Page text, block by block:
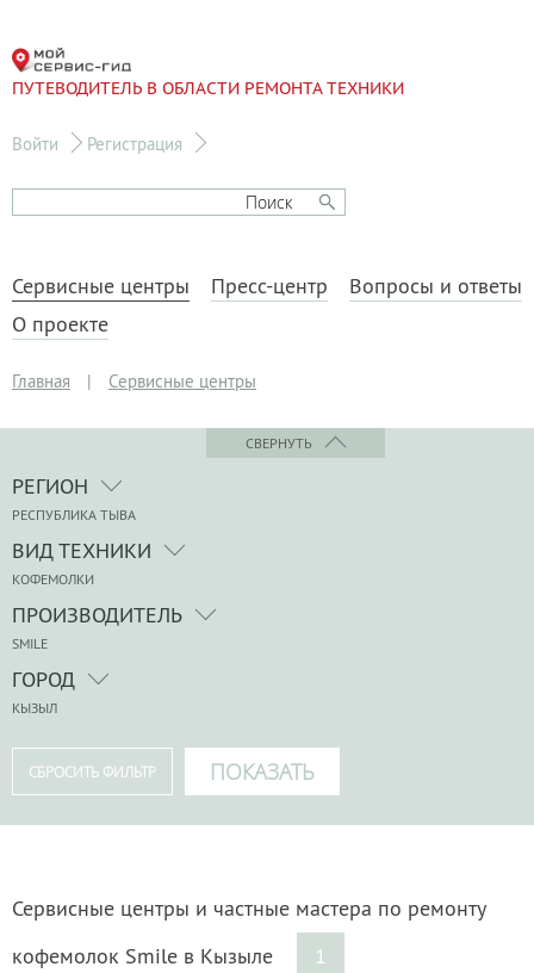
ПУТЕВОДИТЕЛЬ В ОБЛАСТИ РЕМОНТА ТЕХНИКИ
Войти Регистрация
Сервисные центры Пресс-центр
Вопросы и ответы
О проекте
Главная | Сервисные центры
СВЕРНУТЬ
РЕГИОН
РЕСПУБЛИКА ТЫВА
ВИД ТЕХНИКИ
КОФЕМОЛКИ
ПРОИЗВОДИТЕЛЬ
SMILE
ГОРОД
КЫЗЫЛ
Сервисные центры и частные мастера по ремонту
кофемолок Smile в Кызыле
1